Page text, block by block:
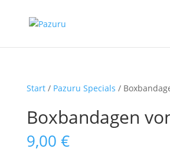
Start/ Pazuru Specials /
Boxbandagen
9,00 €